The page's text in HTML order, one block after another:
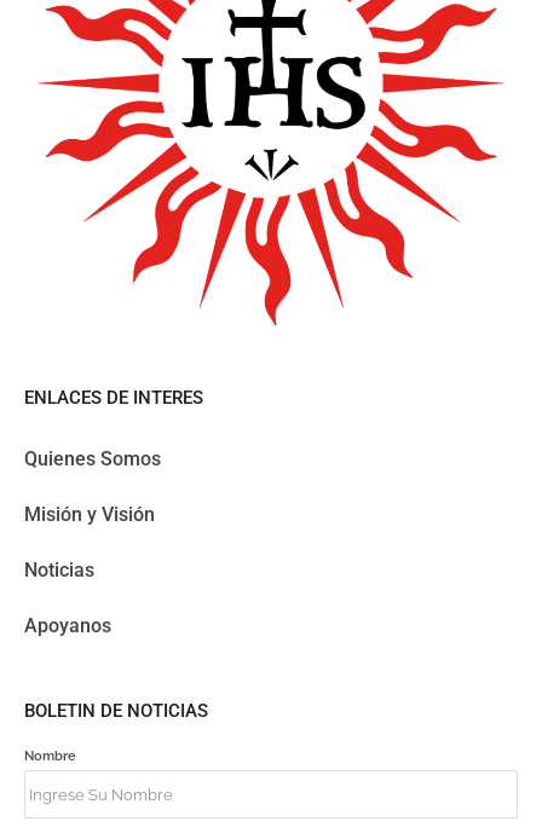
ENLACES DE INTERES
Quienes Somos
Misión y Visión
Noticias
Apoyanos
BOLETIN DE NOTICIAS
Nombre